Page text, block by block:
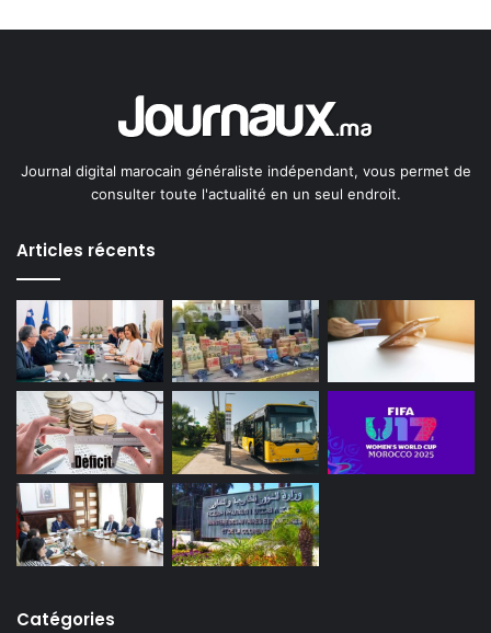
Journal digital marocain généraliste indépendant, vous permet de
consulter toute l'actualité en un seul endroit.
Articles récents
Catégories